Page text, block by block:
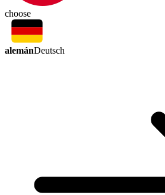
choose
alemánDeutsch